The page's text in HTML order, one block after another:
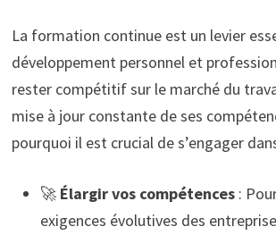
La formation continue est un levier
développement personnel et
rester compétitif sur le marché du
mise à jour constante de ses
pourquoi il est crucial de s’engager
🚀 Élargir vos compétences:
exigences évolutives des